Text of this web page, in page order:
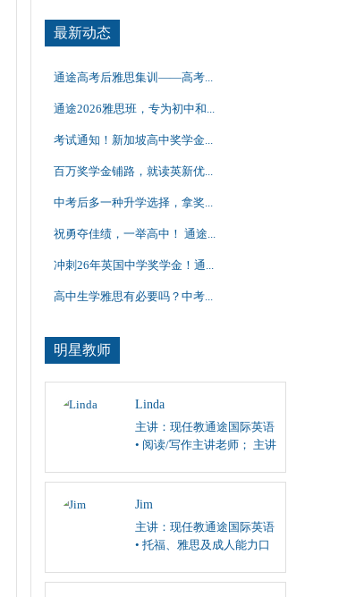
最新动态
通途高考后雅思集训——高考...
通途2026雅思班，专为初中和...
考试通知！新加坡高中奖学金...
百万奖学金铺路，就读英新优...
中考后多一种升学选择，拿奖...
祝勇夺佳绩，一举高中！ 通途...
冲刺26年英国中学奖学金！通...
高中生学雅思有必要吗？中考...
明星教师
Linda
主讲：现任教通途国际英语
• 阅读/写作主讲老师； 主讲
阅读、英国文学课程；
Jim
主讲：现任教通途国际英语
• 托福、雅思及成人能力口